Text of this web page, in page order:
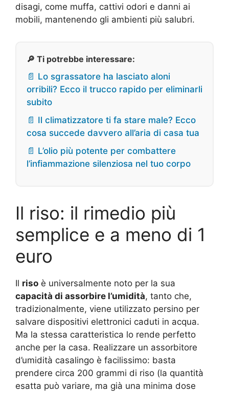
disagi, come muffa, cattivi odori e danni ai
mobili, mantenendo gli ambienti più salubri.
🔎 Ti potrebbe interessare:
📄 Lo sgrassatore ha lasciato aloni
orribili? Ecco il trucco rapido per eliminarli
subito
📄 Il climatizzatore ti fa stare male? Ecco
cosa succede davvero all’aria di casa tua
📄 L’olio più potente per combattere
l’infiammazione silenziosa nel tuo corpo
Il riso: il rimedio più
semplice e a meno di 1
euro
Il riso è universalmente noto per la sua
capacità di assorbire l’umidità, tanto che,
tradizionalmente, viene utilizzato persino per
salvare dispositivi elettronici caduti in acqua.
Ma la stessa caratteristica lo rende perfetto
anche per la casa. Realizzare un assorbitore
d’umidità casalingo è facilissimo: basta
prendere circa 200 grammi di riso (la quantità
esatta può variare, ma già una minima dose